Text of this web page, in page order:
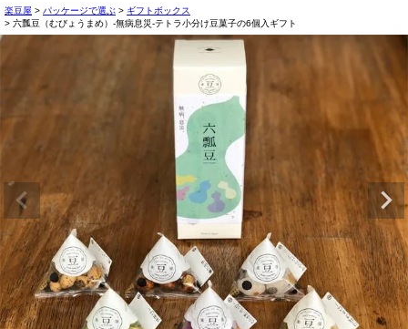
楽豆屋 パッケージで選ぶ
ギフトボックス
六瓢豆（むびょうまめ）-無病息災-テトラ小分け豆菓子の6個入ギフト